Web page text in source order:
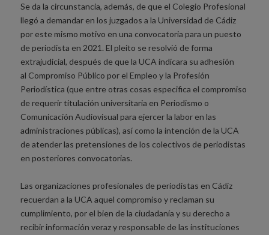
Se da la circunstancia, además, de que el Colegio Profesional
llegó a demandar en los juzgados a la Universidad de Cádiz
por este mismo motivo en una convocatoria para un puesto
de periodista en 2021. El pleito se resolvió de forma
extrajudicial, después de que la UCA indicara su adhesión
al Compromiso Público por el Empleo y la Profesión
Periodística (que entre otras cosas especifica el compromiso
de requerir titulación universitaria en Periodismo o
Comunicación Audiovisual para ejercer la labor en las
administraciones públicas), así como la intención de la UCA
de atender las pretensiones de los colectivos de periodistas
en posteriores convocatorias.
Las organizaciones profesionales de periodistas en Cádiz
recuerdan a la UCA aquel compromiso y reclaman su
cumplimiento, por el bien de la ciudadanía y su derecho a
recibir información veraz y responsable de las instituciones